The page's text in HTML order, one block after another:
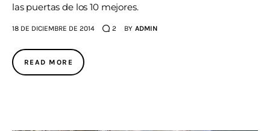
las puertas de los 10 mejores.
18 DE DICIEMBRE DE 2014 2 BY ADMIN
READ MORE